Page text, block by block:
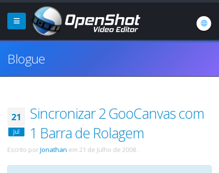
Blogue
21
Jul
Sincronizar 2 GooCanvas com
1 Barra de Rolagem
Escrito porJonathan em 21 de Julho de 2008 .